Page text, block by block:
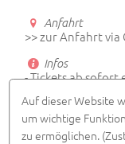
Anfahrt
>> zur Anfahrt via
Infos
- Tickets ab
- Veranstalter:
Auf dieser Website
um wichtige
zu ermöglichen.